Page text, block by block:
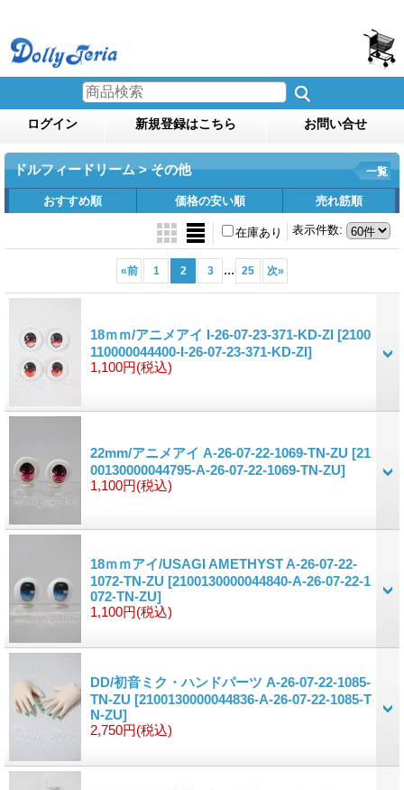
ログイン 新規登録はこちら お問い合せ
ドルフィードリーム > その他 一覧
おすすめ順 価格の安い順 売れ筋順
表示件数:
在庫あり
«前 1 2 3 ... 25 次»
18ｍｍ/アニメアイ I-26-07-23-371-KD-ZI [2100
110000044400-I-26-07-23-371-KD-ZI]
1,100円(税込)
22mm/アニメアイ A-26-07-22-1069-TN-ZU [21
00130000044795-A-26-07-22-1069-TN-ZU]
1,100円(税込)
18ｍｍアイ/USAGI AMETHYST A-26-07-22-
1072-TN-ZU [2100130000044840-A-26-07-22-1
072-TN-ZU]
1,100円(税込)
DD/初音ミク・ハンドパーツ A-26-07-22-1085-
TN-ZU [2100130000044836-A-26-07-22-1085-T
N-ZU]
2,750円(税込)